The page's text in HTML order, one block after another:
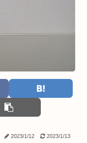
2023/1/12 2023/1/13